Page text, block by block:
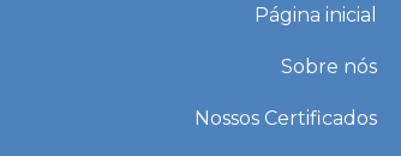
Página inicial
Sobre nós
Nossos Certificados